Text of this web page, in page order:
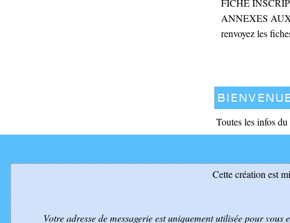
FICHE
ANNEXES
renvoyez les
Toutes les infos
Cette création est
Votre adresse de messagerie est uniquement utilisée pour